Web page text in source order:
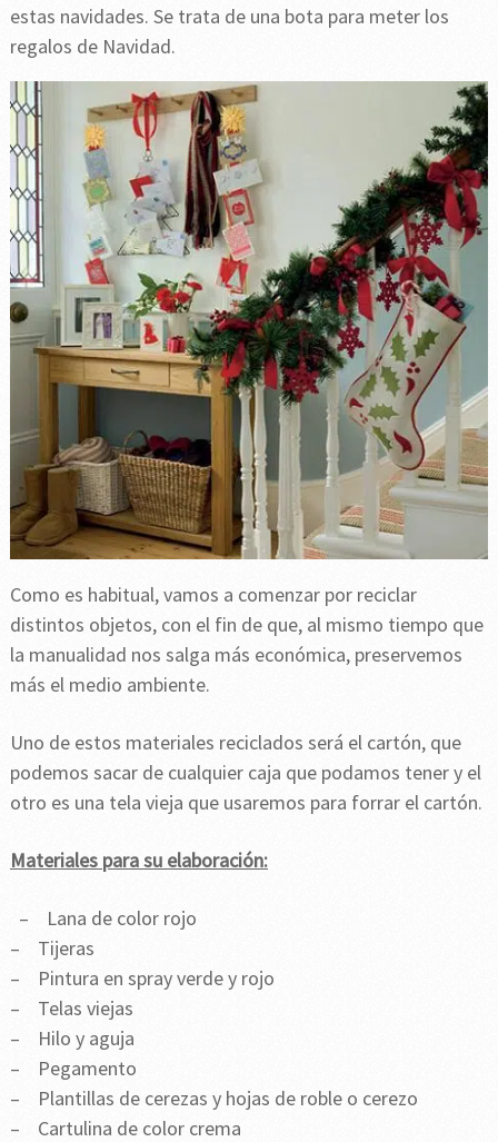
estas navidades. Se trata de una bota para meter los
regalos de Navidad.
Como es habitual, vamos a comenzar por reciclar
distintos objetos, con el fin de que, al mismo tiempo que
la manualidad nos salga más económica, preservemos
más el medio ambiente.
Uno de estos materiales reciclados será el cartón, que
podemos sacar de cualquier caja que podamos tener y el
otro es una tela vieja que usaremos para forrar el cartón.
Materiales para su elaboración:
– Lana de color rojo
– Tijeras
– Pintura en spray verde y rojo
– Telas viejas
– Hilo y aguja
– Pegamento
– Plantillas de cerezas y hojas de roble o cerezo
– Cartulina de color crema